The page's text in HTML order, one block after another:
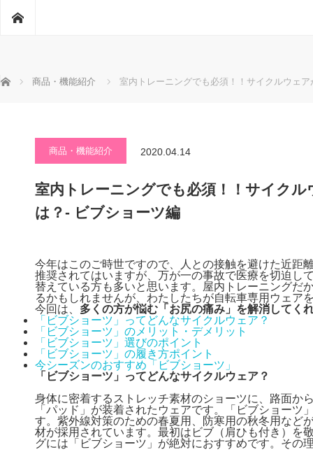
ホーム 商品・機能紹介 室内トレーニングでも必須！！サイクルウェ
商品・機能紹介 2020.04.14
室内トレーニングでも必須！！サイク
は？- ビブショーツ編
今年はこのご時世ですので、人との接触を避けた近距
推奨されてはいますが、万が一の事故で医療を切迫し
替えている方も多いと思います。屋内トレーニングだ
るかもしれませんが、わたしたちが自転車専用ウェア
今回は、 多くの方が悩む「お尻の痛み」を解消してく
「ビブショーツ」ってどんなサイクルウェア？
「ビブショーツ」のメリット・デメリット
「ビブショーツ」選びのポイント
「ビブショーツ」の履き方ポイント
今シーズンのおすすめ「ビブショーツ」
「ビブショーツ」ってどんなサイクルウェア？
身体に密着するストレッチ素材のショーツに、路面か
「パッド」が装着されたウェアです。「ビブショーツ
す。紫外線対策のための春夏用、防寒用の秋冬用など
材が採用されています。最初はビブ（肩ひも付き）を
グには「ビブショーツ」が絶対におすすめです。その